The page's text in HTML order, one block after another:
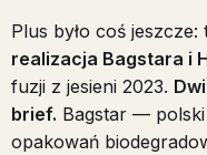
Plus było coś jeszcze:
realizacja Bagstara i
fuzji z jesieni 2023.
brief. Bagstar —
opakowań